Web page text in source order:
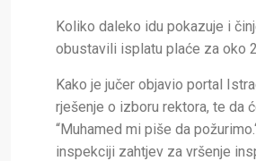
Koliko daleko idu pokazuje i
obustavili isplatu plaće za oko
Kako je jučer objavio portal
rješenje o izboru rektora, te da
“Muhamed mi piše da
inspekciji zahtjev za vršenje